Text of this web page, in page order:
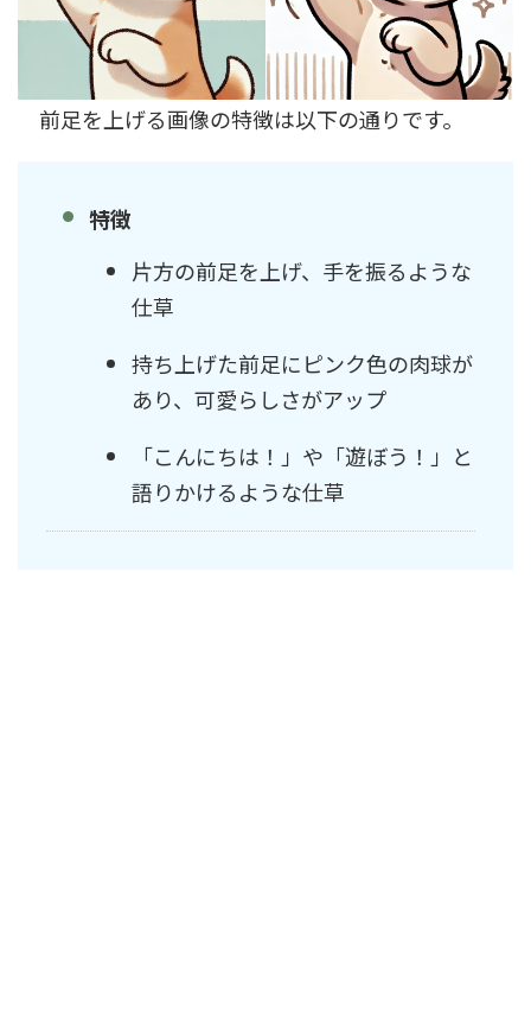
前足を上げる画像の特徴は以下の通りです。
特徴
片方の前足を上げ、手を振るような
仕草
持ち上げた前足にピンク色の肉球が
あり、可愛らしさがアップ
「こんにちは！」や「遊ぼう！」と
語りかけるような仕草